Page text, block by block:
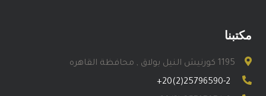
مكتبنا
1195 كورنيش النيل بولاق , محافظة القاهره
+20(2)25796590-2